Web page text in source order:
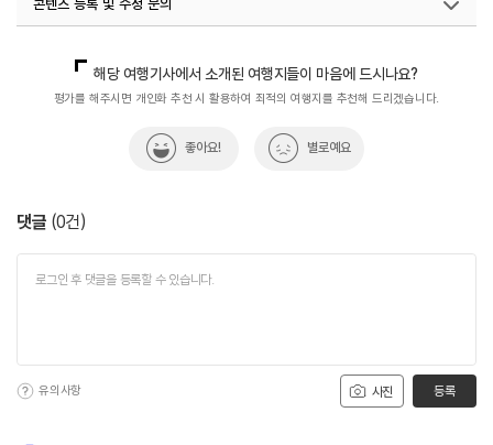
콘텐츠 등록 및 수정 문의
해당 여행기사에서 소개된 여행지들이 마음에 드시나요?
평가를 해주시면 개인화 추천 시 활용하여 최적의 여행지를 추천해 드리겠습니다.
좋아요! 별로예요
댓글 (0건)
사진
유의사항 등록